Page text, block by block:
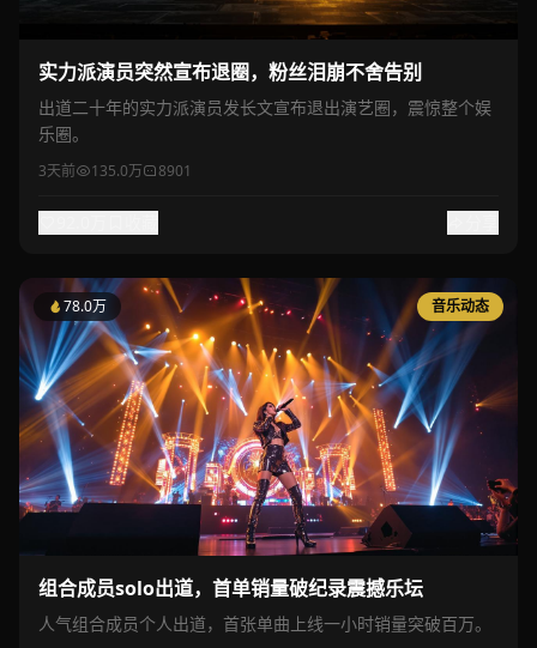
实力派演员突然宣布退圈，粉丝泪崩不舍告别
出道二十年的实力派演员发长文宣布退出演艺圈，震惊整个娱
乐圈。
3天前 135.0万 8901
78.0万 音乐动态
组合成员solo出道，首单销量破纪录震撼乐坛
人气组合成员个人出道，首张单曲上线一小时销量突破百万。